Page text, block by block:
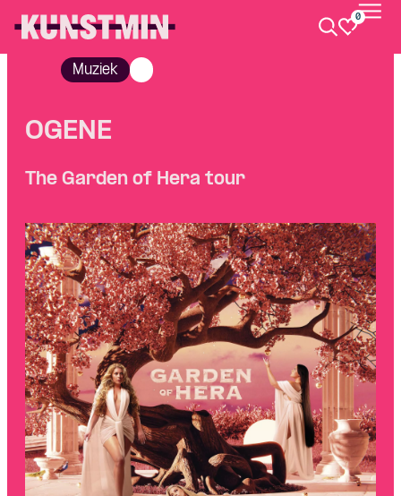
Skip navigatie
0
Muziek
OGENE
The Garden of Hera tour